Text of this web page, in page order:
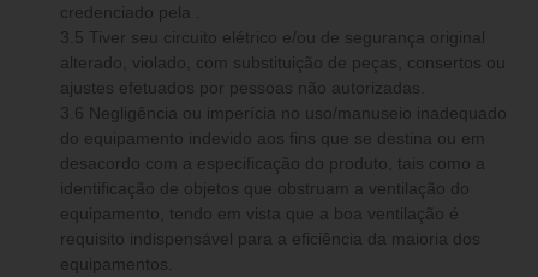
credenciado pela .
3.5 Tiver seu circuito elétrico e/ou de segurança original
alterado, violado, com substituição de peças, consertos ou
ajustes efetuados por pessoas não autorizadas.
3.6 Negligência ou imperícia no uso/manuseio inadequado
do equipamento indevido aos fins que se destina ou em
desacordo com a especificação do produto, tais como a
identificação de objetos que obstruam a ventilação do
equipamento, tendo em vista que a boa ventilação é
requisito indispensável para a eficiência da maioria dos
equipamentos.